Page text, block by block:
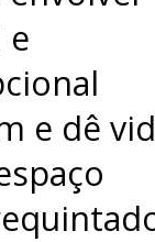
e
e dê